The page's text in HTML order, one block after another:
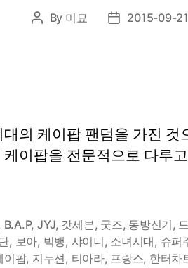
Post
By 미묘
Post2015-09-21
대의 케이팝 팬덤을 가진 것
케이팝을 전문적으로 다루
B.A.P, JYJ, 갓세븐, 굿즈, 동방신기,
, 보아, 빅뱅, 샤이니, 소녀시대, 슈퍼
이팝, 지누션, 티아라, 프랑스, 한터차